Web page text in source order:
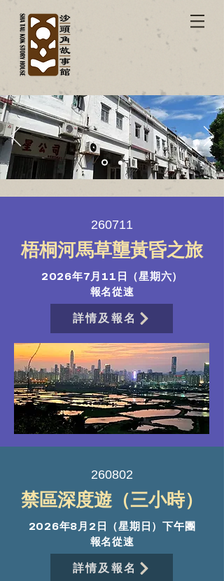
260711
梧桐河馬草壟黃昏之旅
2026年7月11日（星期六）
報名從速
詳情及報名
260802
禁區深度遊（三小時）
2026年8月2日（星期日）下午團
報名從速
詳情及報名